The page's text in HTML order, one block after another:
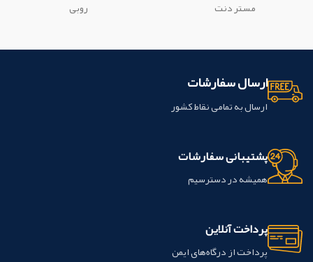
استفاده مي شود. این محصول ساخت
کشور ایران می باشد
♦ ماده تزریقی برای قالبگیری یک مرحله ای
بالینی
( نسبت معمولی مخلوط ) : حداکثر 4
مستر دنت روبی
ارسال سفارشات
ارسال به تمامی نقاط کشور
پشتیبانی سفارشات
همیشه در دسترسیم
پرداخت آنلاین
پرداخت از درگاه‌های ایمن